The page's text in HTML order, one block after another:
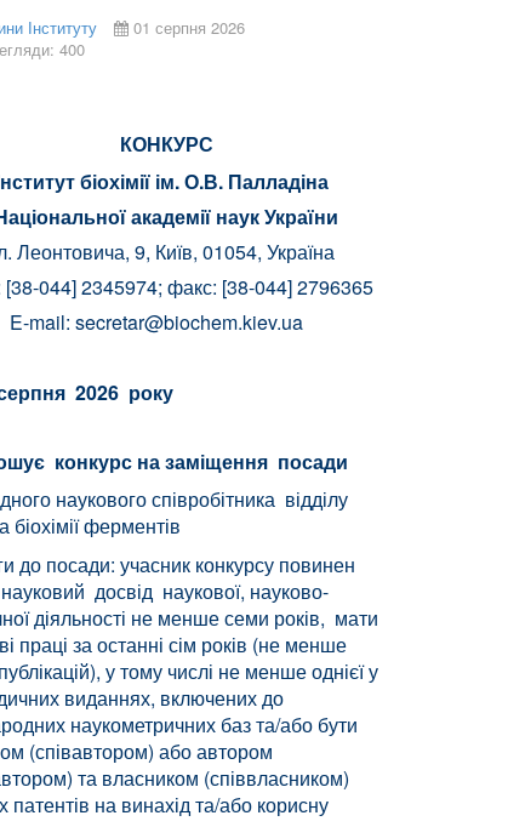
Інституту
01 серпня 2026
400
КОНКУРС
біохімії ім. О.В. Палладіна
академії наук України
Леонтовича, 9, Київ, 01054, Україна
[38-044] 2345974; факс: [38-044] 2796365
E-mail: secretar@biochem.kiev.ua
2026 року
конкурс на заміщення посади
наукового співробітника відділу
біохімії ферментів
до посади: учасник конкурсу повинен
досвід наукової, науково-
діяльності не менше семи років, мати
праці за останні сім років (не менше
у тому числі не менше однієї у
виданнях, включених до
наукометричних баз та/або бути
(співавтором) або автором
та власником (співвласником)
патентів на винахід та/або корисну